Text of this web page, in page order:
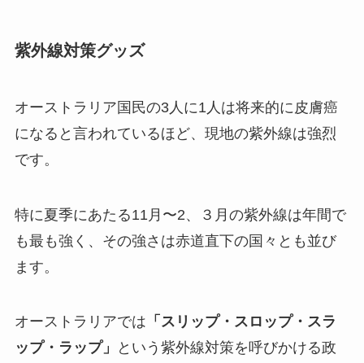
紫外線対策グッズ
オーストラリア国民の3人に1人は将来的に皮膚癌
になると言われているほど、現地の紫外線は強烈
です。
特に夏季にあたる11月〜2、３月の紫外線は年間で
も最も強く、その強さは赤道直下の国々とも並び
ます。
オーストラリアでは 「スリップ・スロップ・スラ
ップ・ラップ」
という紫外線対策を呼びかける政